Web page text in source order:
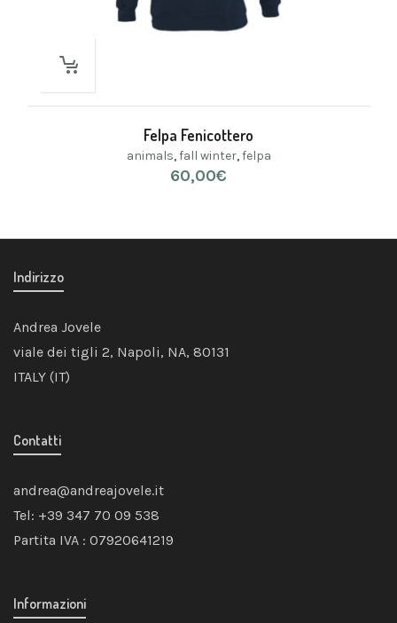
Felpa Fenicottero
animals,fall winter,felpa
60,00€
Indirizzo
Andrea Jovele
viale dei tigli 2, Napoli, NA, 80131
ITALY (IT)
Contatti
andrea@andreajovele.it
Tel: +39 347 70 09 538
Partita IVA : 07920641219
Informazioni